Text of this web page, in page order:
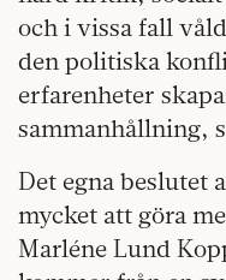
och i vissa fall
den politiska
erfarenheter
sammanhållning,
Det egna beslutet
mycket att göra
Marléne Lund